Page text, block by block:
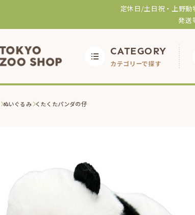
定休日/土日祝・上野動
発送
CATEGORY
カテゴリーで探す
ぬいぐるみ くたくたパンダの仔